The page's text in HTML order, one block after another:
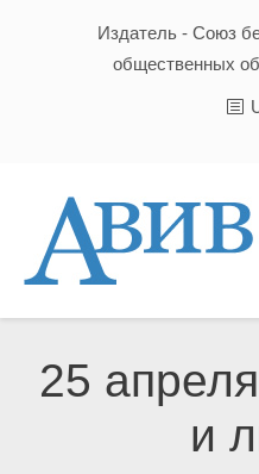
Издатель - Союз
общественных
25
и